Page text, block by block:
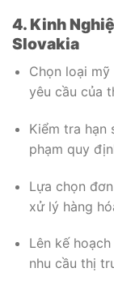
4. Kinh
Slovakia
Chọn loại
yêu cầu của
Kiểm tra hạn
phạm quy
Lựa chọn
xử lý hàng
Lên kế
nhu cầu thị